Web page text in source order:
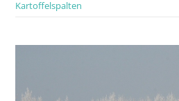
Kartoffelspalten